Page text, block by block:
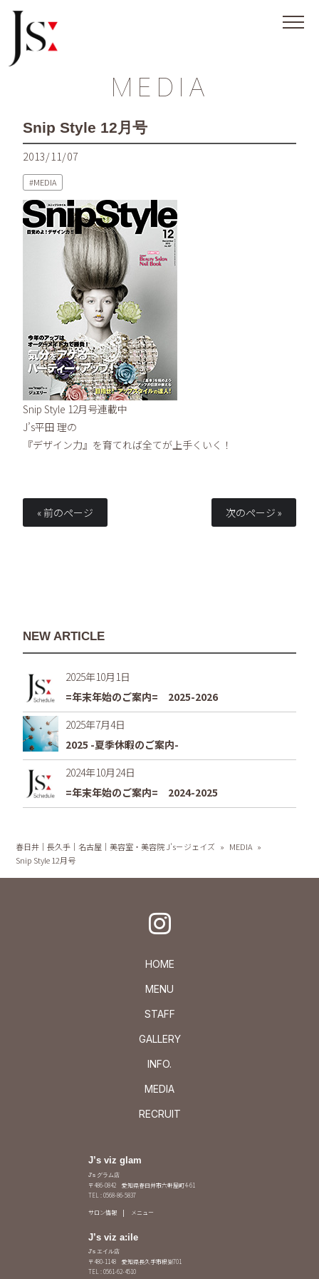
MEDIA
Snip Style 12月号
2013/11/07
MEDIA
Snip Style 12月号連載中
J’s平田 理の
『デザイン力』を育てれば全てが上手くいく！
« 前のページ 次のページ »
NEW ARTICLE
2025年10月1日
=年末年始のご案内= 2025-2026
2025年7月4日
2025 -夏季休暇のご案内-
2024年10月24日
=年末年始のご案内= 2024-2025
春日井｜長久手｜名古屋｜美容室・美容院 J's－ジェイズ » MEDIA »
Snip Style 12月号
HOME
MENU
STAFF
GALLERY
INFO.
MEDIA
RECRUIT
J’s viz glam
J's グラム店
〒486-0842 愛知県春日井市六軒屋町4-61
TEL : 0568-86-5837
サロン情報 メニュー
J’s viz a:ile
J's エイル店
〒480-1148 愛知県長久手市根嶽701
TEL : 0561-62-4510